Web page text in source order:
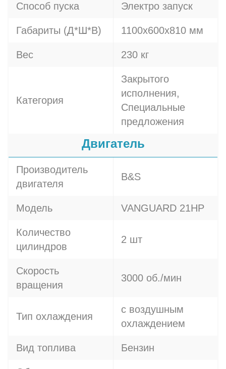
Способ пуска Электро запуск
Габариты (Д*Ш*В) 1100х600х810 мм
Вес 230 кг
Категория
Закрытого
исполнения,
Специальные
предложения
Двигатель
Производитель
двигателя
B&S
Модель VANGUARD 21HP
Количество
цилиндров
2 шт
Скорость
вращения
3000 об./мин
Тип охлаждения
с воздушным
охлаждением
Вид топлива Бензин